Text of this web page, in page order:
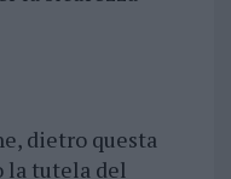
dietro questa
la tutela del